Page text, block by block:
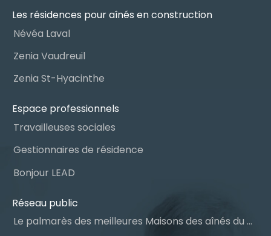
Les résidences pour aînés en construction
Névéa Laval
Zenia Vaudreuil
Zenia St-Hyacinthe
Espace professionnels
Travailleuses sociales
Gestionnaires de résidence
Bonjour LEAD
Réseau public
Le palmarès des meilleures Maisons des aînés du Québec